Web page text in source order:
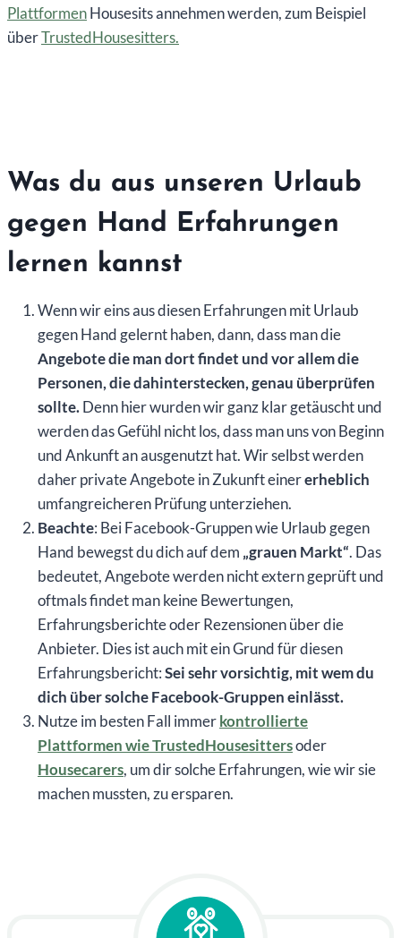
PlattformenHousesits annehmen werden, zum Beispiel
überTrustedHousesitters.
Was du aus unseren Urlaub
gegen Hand Erfahrungen
lernen kannst
Wenn wir eins aus diesen Erfahrungen mit Urlaub
gegen Hand gelernt haben, dann, dass man die
Angebote die man dort findet und vor allem die
Personen, die dahinterstecken, genau überprüfen
sollte.Denn hier wurden wir ganz klar getäuscht und
werden das Gefühl nicht los, dass man uns von Beginn
und Ankunft an ausgenutzt hat. Wir selbst werden
daher private Angebote in Zukunft einererheblich
umfangreicheren Prüfung unterziehen.
Beachte: Bei Facebook-Gruppen wie Urlaub gegen
Hand bewegst du dich auf dem „grauen Markt“. Das
bedeutet, Angebote werden nicht extern geprüft und
oftmals findet man keine Bewertungen,
Erfahrungsberichte oder Rezensionen über die
Anbieter. Dies ist auch mit ein Grund für diesen
Erfahrungsbericht:Sei sehr vorsichtig, mit wem du
dich über solche Facebook-Gruppen einlässt.
Nutze im besten Fall immerkontrollierte
Plattformen wie TrustedHousesittersoder
Housecarers, um dir solche Erfahrungen, wie wir sie
machen mussten, zu ersparen.